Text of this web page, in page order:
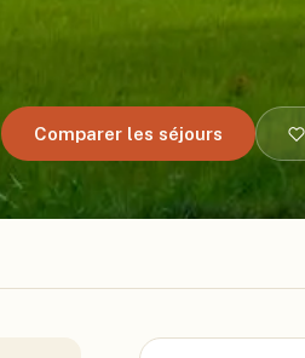
Comparer les séjours